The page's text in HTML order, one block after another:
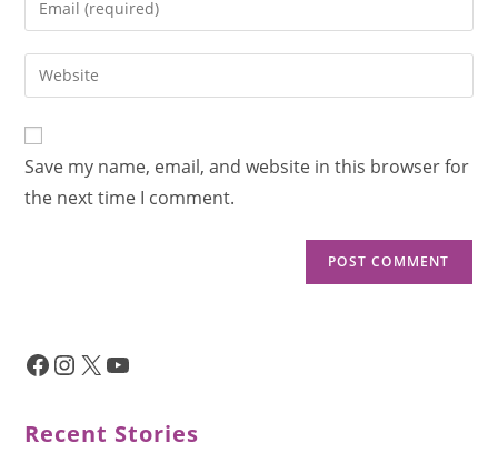
Save my name, email, and website in this browser for
the next time I comment.
Recent Stories